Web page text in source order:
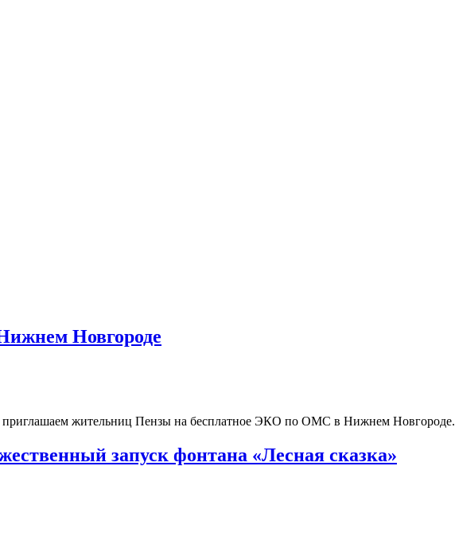
Новгороде
жительниц Пензы на бесплатное ЭКО по ОМС в Нижнем Новгороде.
запуск фонтана «Лесная сказка»